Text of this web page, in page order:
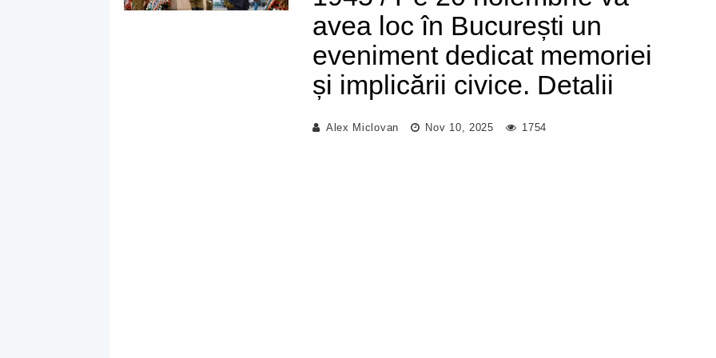
avea loc în București un
eveniment dedicat memoriei
și implicării civice. Detalii
Alex Miclovan Nov 10, 2025 1754